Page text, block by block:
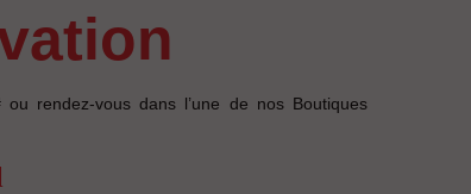
rendez-vous dans l’une de nos Boutiques